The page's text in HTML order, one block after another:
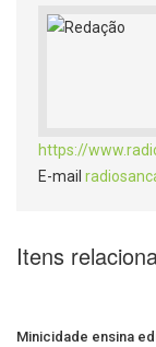
https://
E-mail
Itens
Minicidade ensina